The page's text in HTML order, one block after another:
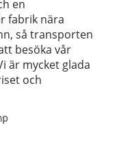
en
fabrik nära
så transporten
besöka vår
är mycket glada
och